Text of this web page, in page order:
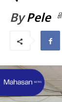
ByPele ທີ